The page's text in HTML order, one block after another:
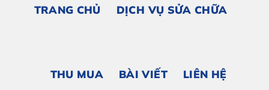
TRANG CHỦ DỊCH VỤ SỬA CHỮA
THU MUA BÀI VIẾT LIÊN HỆ